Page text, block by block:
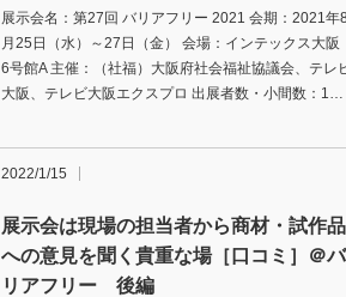
展示会名：第27回 バリアフリー 2021 会期：2021年
月25日（水）～27日（金） 会場：インテックス大阪
6号館A 主催：（社福）大阪府社会福祉協議会、テレ
大阪、テレビ大阪エクスプロ 出展者数・小間数：1…
2022/1/15
展示会は現場の担当者から商材・試作品
への意見を聞く貴重な場［口コミ］＠バ
リアフリー 後編